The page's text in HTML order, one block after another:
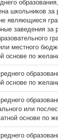
школьников
являющиеся
заведения
местного
основе по
основе по
или
основе по